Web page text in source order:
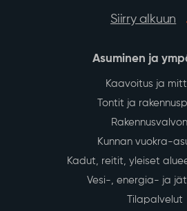
Siirry alkuun
Asuminen ja
Kaavoitus ja
Tontit ja
Kunnan vuokra-
Kadut, reitit, yleiset
Vesi-, energia- ja
Tilapalvelut